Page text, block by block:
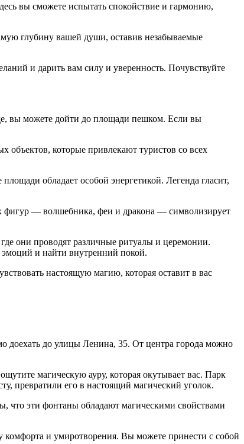
вы сможете испытать спокойствие и гармонию,
глубину вашей души, оставив незабываемые
и дарить вам силу и уверенность. Почувствуйте
вы можете дойти до площади пешком. Если вы
объектов, которые привлекают туристов со всех
обладает особой энергетикой. Легенда гласит,
фигур — волшебника, феи и дракона — символизирует
они проводят различные ритуалы и церемонии.
и найти внутренний покой.
настоящую магию, которая оставит в вас
доехать до улицы Ленина, 35. От центра города можно
магическую ауру, которая окутывает вас. Парк
превратили его в настоящий магический уголок.
что эти фонтаны обладают магическими свойствами
комфорта и умиротворения. Вы можете принести с собой